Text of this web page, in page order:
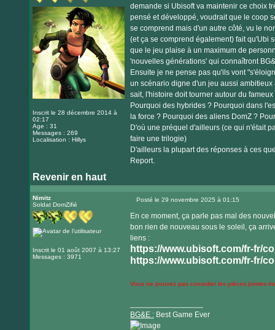
Inscrit le 28 décembre 2014 à
02:17
Age : 31
Messages : 269
Localisation : Hillys
demande si Ubisoft va maintenir ce choix
pensé et développé, voudrait que le coop
se comprend mais d'un autre côté, vu le
(et ça se comprend également) fait qu'Ubi
que le jeu plaise à un maximum de
'nouvelles générations' qui connaîtront
Ensuite je ne pense pas qu'ils vont
un scénario digne d'un jeu aussi
sait, l'histoire doit tourner autour du fameux
Pourquoi des hybrides ? Pourquoi dans
la force ? Pourquoi des aliens DomZ ?
D'où une préquel d'ailleurs (ce qui n'était
faire une trilogie)
D'ailleurs la plupart des réponses à ces
Report.
Revenir en haut
Nimitz
Soldat DomZifié
Inscrit le 01 août 2007 à 13:27
Messages : 3971
Posté le 29 novembre 2025 à 01:15
En ce moment, ça parle pas mal des
bon rien de nouveau sous le soleil, ça
liens :
https://www.ubisoft.com/fr-fr/
https://www.ubisoft.com/fr-fr/
Vous ne pouvez pas consulter les pièces jointes
BG&E :Best Game Ever